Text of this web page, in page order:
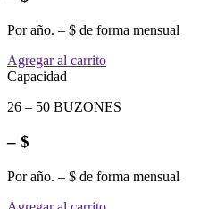
Por año. – $ de forma mensual
Agregar al carrito
Capacidad
26 – 50 BUZONES
– $
Por año. – $ de forma mensual